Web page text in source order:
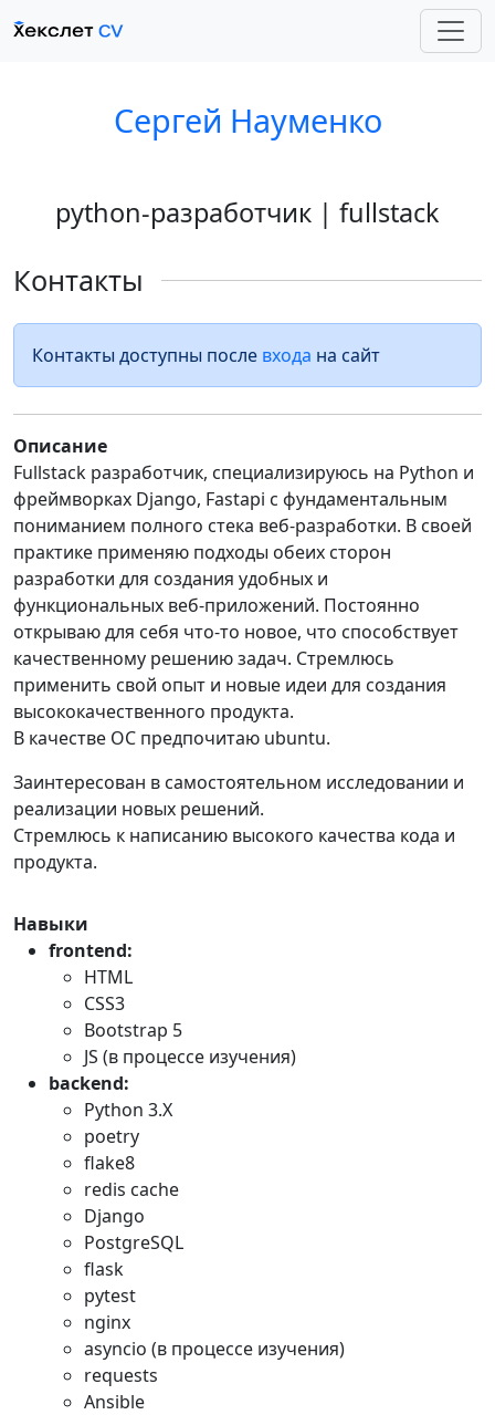
Сергей Науменко
python-разработчик | fullstack
Контакты
Контакты доступны после входа на сайт
Описание
Fullstack разработчик, специализируюсь на Python и
фреймворках Django, Fastapi с фундаментальным
пониманием полного стека веб-разработки. В своей
практике применяю подходы обеих сторон
разработки для создания удобных и
функциональных веб-приложений. Постоянно
открываю для себя что-то новое, что способствует
качественному решению задач. Стремлюсь
применить свой опыт и новые идеи для создания
высококачественного продукта.
В качестве ОС предпочитаю ubuntu.
Заинтересован в самостоятельном исследовании и
реализации новых решений.
Стремлюсь к написанию высокого качества кода и
продукта.
Навыки
frontend:
HTML
CSS3
Bootstrap 5
JS (в процессе изучения)
backend:
Python 3.X
poetry
flake8
redis cache
Django
PostgreSQL
flask
pytest
nginx
asyncio (в процессе изучения)
requests
Ansible